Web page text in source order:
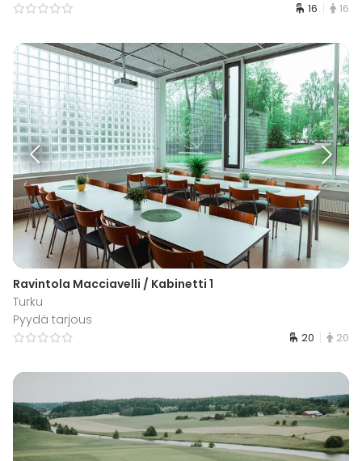
16 16
Ravintola Macciavelli / Kabinetti 1
Turku
Pyydä tarjous
20 20